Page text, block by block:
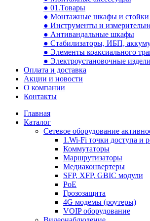
● 01.Товары
● Монтажные шкафы и стойки
● Инструменты и
● Антивандальные шкафы
● Стабилизаторы, ИБП,
● Элементы коаксиального
● Электроустановочные
Оплата и доставка
Акции и новости
О компании
Контакты
Главная
Каталог
Сетевое оборудование
1.Wi-Fi точки доступа и
Коммутаторы
Маршрутизаторы
Медиаконвертеры
SFP, XFP, GBIC модули
PoE
Грозозащита
4G модемы (роутеры)
VOIP оборудование